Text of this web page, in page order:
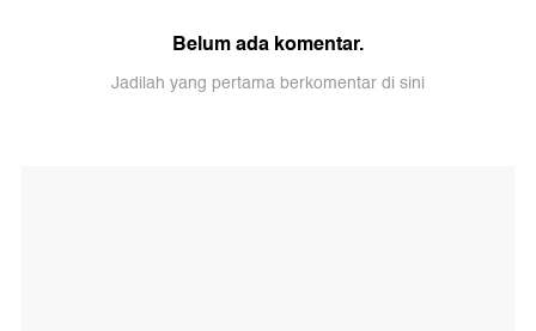
Belum ada komentar.
Jadilah yang pertama berkomentar di sini